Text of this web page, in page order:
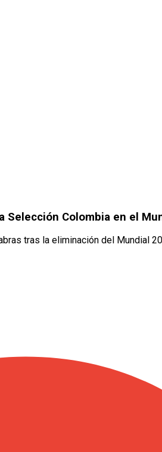
Selección Colombia en el
tras la eliminación del Mundial